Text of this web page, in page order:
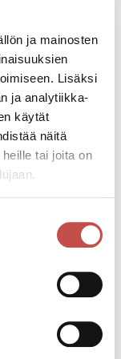
ja mainosten
Lisäksi
ja analytiikka-
käytät
näitä
tai joita on
Ääni ry:n
040 351